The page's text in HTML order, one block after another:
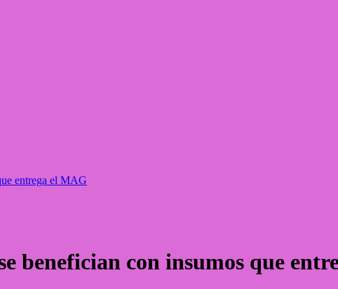
entrega el MAG
benefician con insumos que